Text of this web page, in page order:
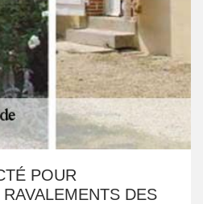
POUR
DES